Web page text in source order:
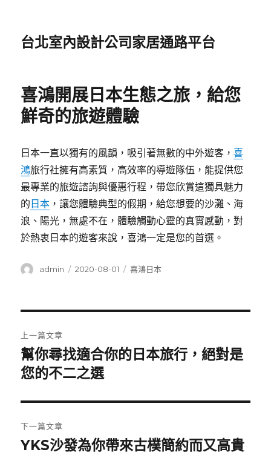
台北室內設計公司家居通路平台
喜鴻開展日本生態之旅，給您
鮮奇的旅遊體驗
日本一直以獨有的風韻，吸引著無數的中外遊客，喜
鴻旅行社擁有高素質，高效率的導遊隊伍，能提供您
最專業的旅遊諮詢與優惠行程，帶您欣賞這獨具魅力
的 日本 ，讓您體驗典型的假期，給您想要的沙灘、海
浪、陽光，無處不在，體驗觸動心靈的真實感動，對
於熱衷日本的遊客來說，喜鴻一定是您的首選。
作
admin
發
2020-08-01
分
喜鴻日本
章
導
覽
上一篇文章
上
一
文
章:
幫你尋找適合你的日本旅行，絕對是
您的不二之選
下一篇文章
下
YKS沙發為你帶來古樸簡約而又高貴